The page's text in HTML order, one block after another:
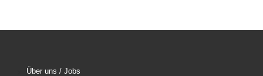
Über uns / Jobs